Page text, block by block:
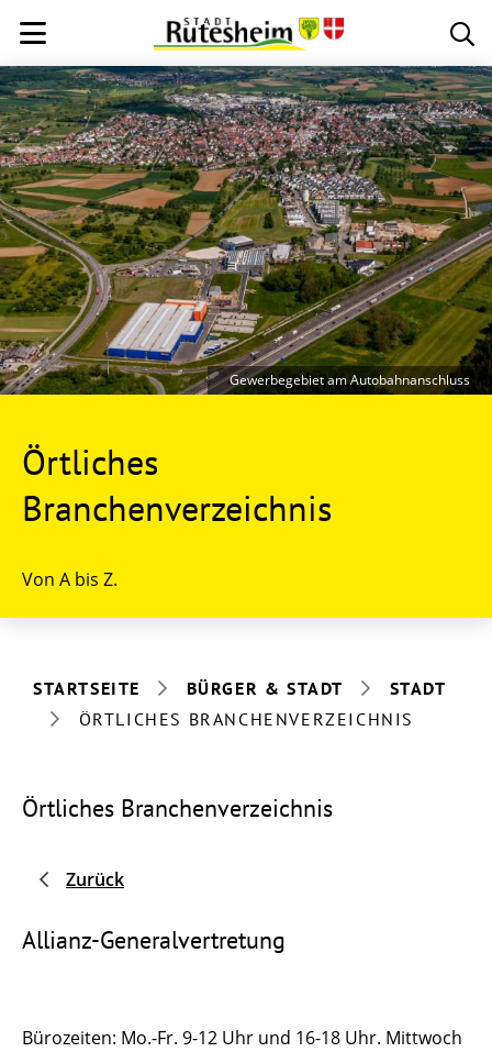
Örtliches
Branchenverzeichnis
Von A bis Z.
Gewerbegebiet am Autobahnanschluss
STARTSEITE BÜRGER & STADT
STADT
ÖRTLICHES BRANCHENVERZEICHNIS
Örtliches Branchenverzeichnis
Zurück
Allianz-Generalvertretung
Bürozeiten: Mo.-Fr. 9-12 Uhr und 16-18 Uhr. Mittwoch